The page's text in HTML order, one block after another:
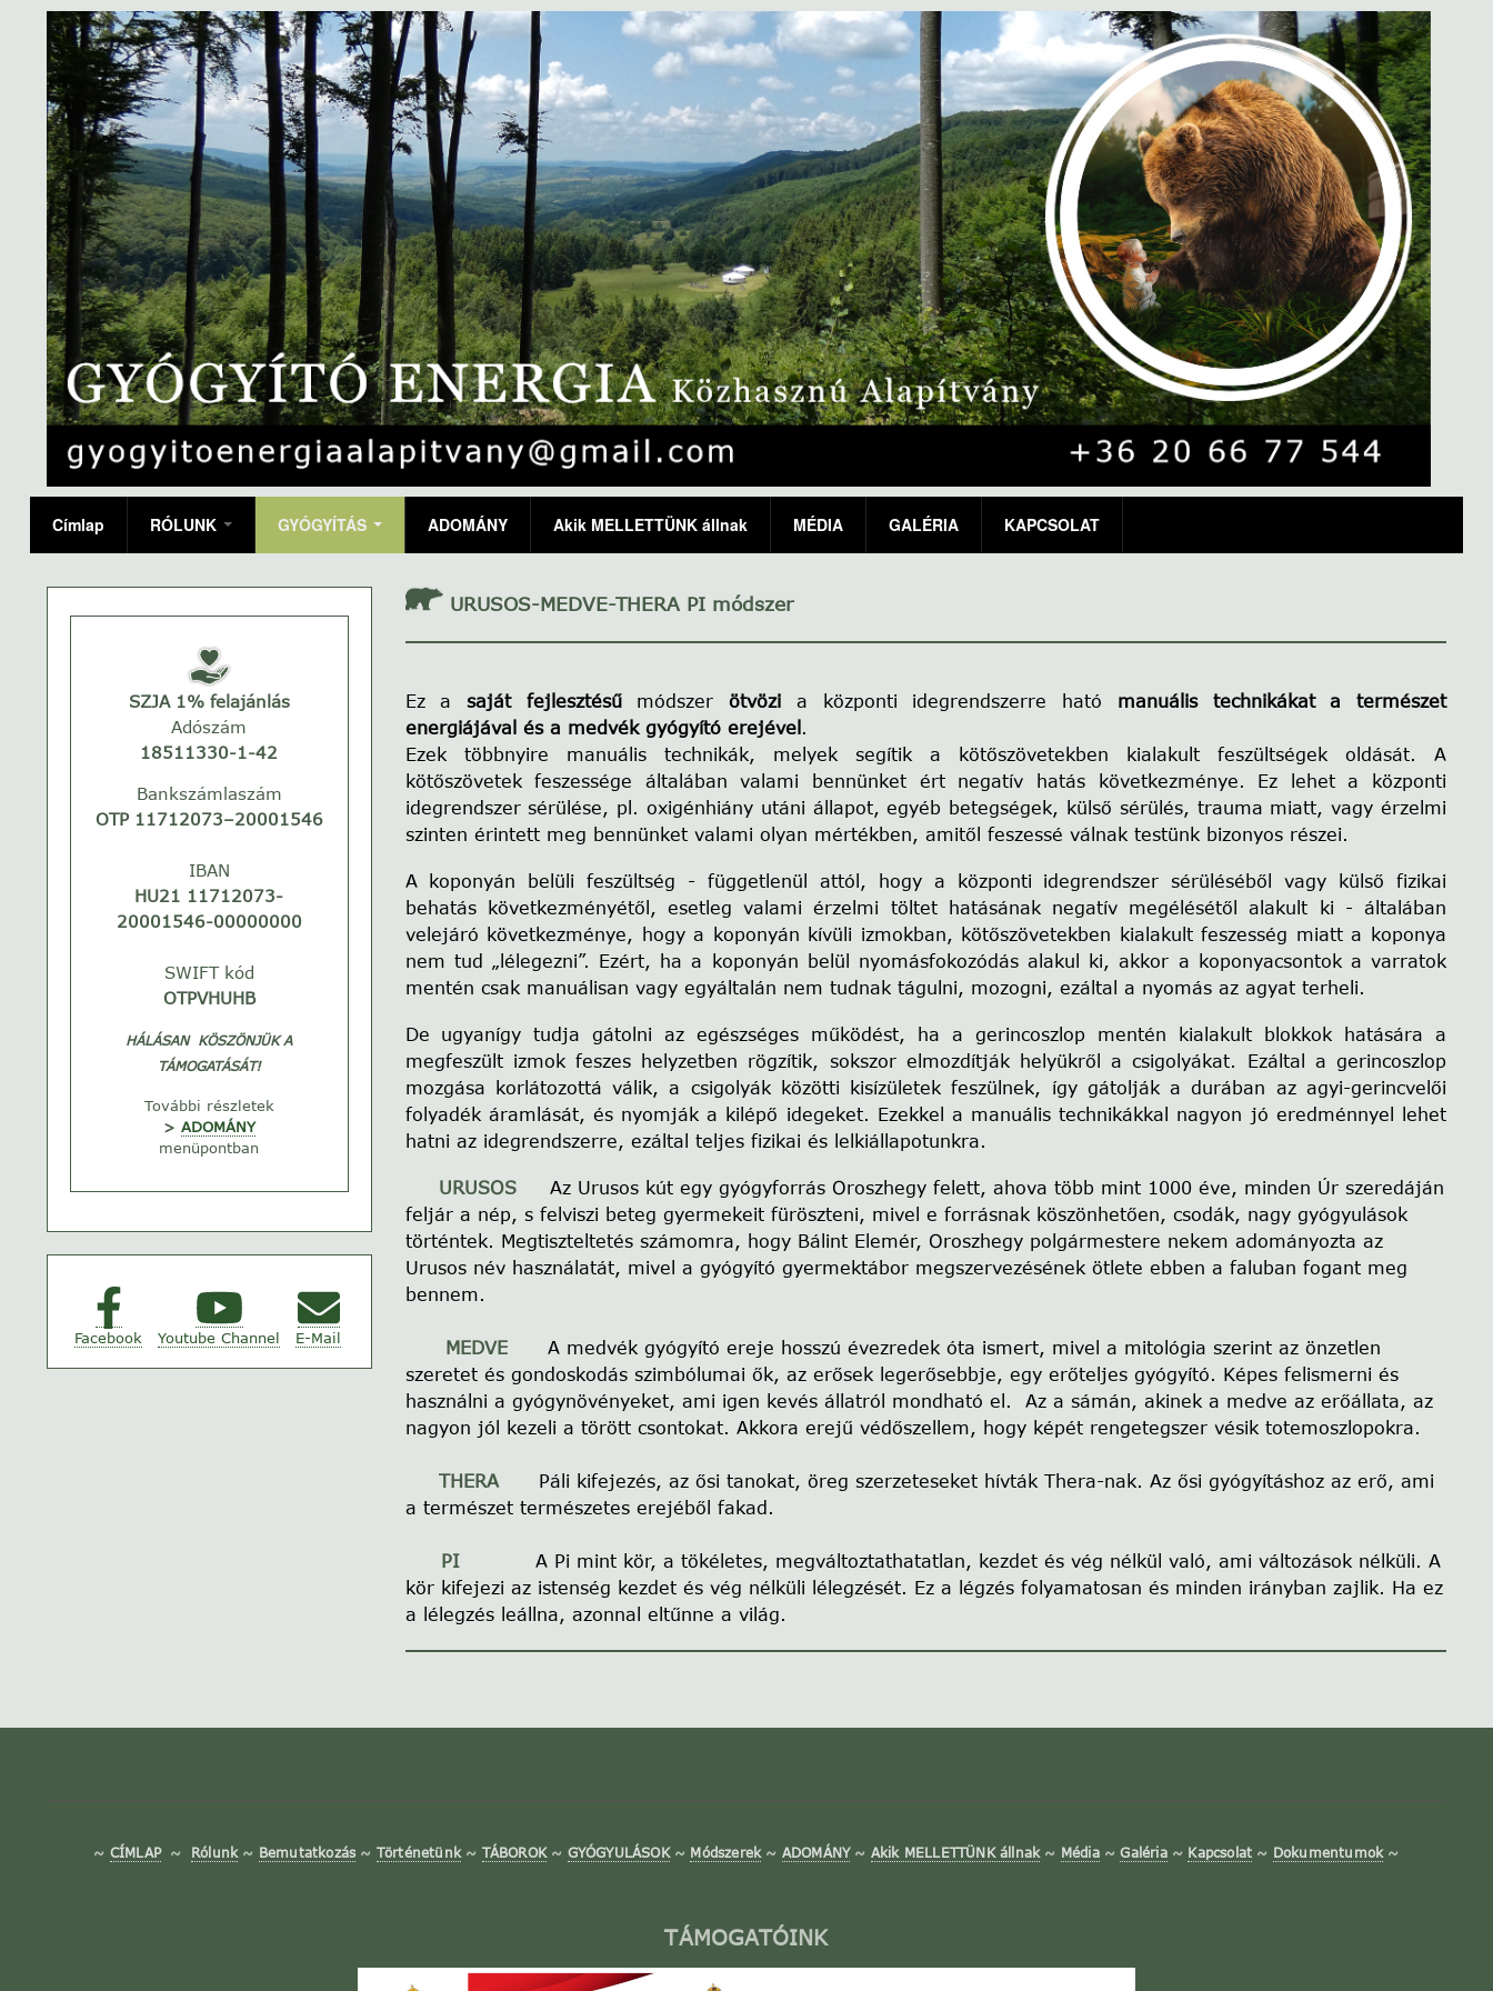
Ugrás
a
tartalomra
Címlap RÓLUNK GYÓGYÍTÁS ADOMÁNY Akik MELLETTÜNK állnak MÉDIA GALÉRIA KAPCSOLAT
URUSOS-MEDVE-THERA PI módszer
Ez a saját fejlesztésűmódszerötvözi a központi idegrendszerre ható manuális technikákat
a természet
energiájával és a medvék gyógyító erejével .
Ezek többnyire manuális technikák, melyek segítik a kötőszövetekben kialakult feszültségek oldását. A
kötőszövetek feszessége általában valami bennünket ért negatív hatás következménye. Ez lehet a központi
idegrendszer sérülése, pl. oxigénhiány utáni állapot, egyéb betegségek, külső sérülés, trauma miatt, vagy érzelmi
szinten érintett meg bennünket valami olyan mértékben, amitől feszessé válnak testünk bizonyos részei.
A koponyán belüli feszültség - függetlenül attól, hogy a központi idegrendszer sérüléséből vagy külső fizikai
behatás következményétől, esetleg valami érzelmi töltet hatásának negatív megélésétől alakult ki - általában
velejáró következménye, hogy a koponyán kívüli izmokban, kötőszövetekben kialakult feszesség miatt a koponya
nem tud „lélegezni”. Ezért, ha a koponyán belül nyomásfokozódás alakul ki, akkor a koponyacsontok a varratok
mentén csak manuálisan vagy egyáltalán nem tudnak tágulni, mozogni, ezáltal a nyomás az agyat terheli.
De ugyanígy tudja gátolni az egészséges működést, ha a gerincoszlop mentén kialakult blokkok hatására a
megfeszült izmok feszes helyzetben rögzítik, sokszor elmozdítják helyükről a csigolyákat. Ezáltal a gerincoszlop
mozgása korlátozottá válik, a csigolyák közötti kisízületek feszülnek, így gátolják a durában az agyi-gerincvelői
folyadék áramlását, és nyomják a kilépő idegeket. Ezekkel a manuális technikákkal nagyon jó eredménnyel lehet
hatni az idegrendszerre, ezáltal teljes fizikai és lelkiállapotunkra.
URUSOS
Az Urusos kút egy gyógyforrás Oroszhegy felett, ahova több mint 1000 éve, minden Úr szeredáján
feljár a nép, s felviszi beteg gyermekeit füröszteni, mivel e forrásnak köszönhetően, csodák, nagy gyógyulások
történtek. Megtiszteltetés számomra, hogy Bálint Elemér, Oroszhegy polgármestere nekem adományozta az
Urusos név használatát, mivel a gyógyító gyermektábor megszervezésének ötlete ebben a faluban fogant meg
bennem.
MEDVE
A medvék gyógyító ereje hosszú évezredek óta ismert, mivel a mitológia szerint az önzetlen
szeretet és gondoskodás szimbólumai ők, az erősek legerősebbje, egy erőteljes gyógyító. Képes felismerni és
használni a gyógynövényeket, ami igen kevés állatról mondható el. Az a sámán, akinek a medve az erőállata, az
nagyon jól kezeli a törött csontokat. Akkora erejű védőszellem, hogy képét rengetegszer vésik totemoszlopokra.
THERA Páli kifejezés, az ősi tanokat, öreg szerzeteseket hívták Thera-nak. Az ősi gyógyításhoz az erő, ami
a természet természetes erejéből fakad.
PI
A Pi mint kör, a tökéletes, megváltoztathatatlan, kezdet és vég nélkül való, ami változások nélküli. A
kör kifejezi az istenség kezdet és vég nélküli lélegzését. Ez a légzés folyamatosan és minden irányban zajlik. Ha ez
a lélegzés leállna, azonnal eltűnne a világ.
SZJA 1% felajánlás
Adószám
18511330-1-42
Bankszámlaszám
OTP 11712073–20001546
IBAN
HU21 11712073-
20001546-00000000
SWIFT kód
OTPVHUHB
HÁLÁSAN KÖSZÖNJÜK A
TÁMOGATÁSÁT!
További részletek
> ADOMÁNY
menüpontban
Facebook Youtube Channel E-Mail
~ CÍMLAP~ Rólunk~ Bemutatkozás ~ Történetünk~ TÁBOROK ~ GYÓGYULÁSOK ~ Módszerek~ ADOMÁNY~ Akik MELLETTÜNK állnak~ Média~Galéria~ Kapcsolat ~ Dokumentumok~
TÁMOGATÓINK